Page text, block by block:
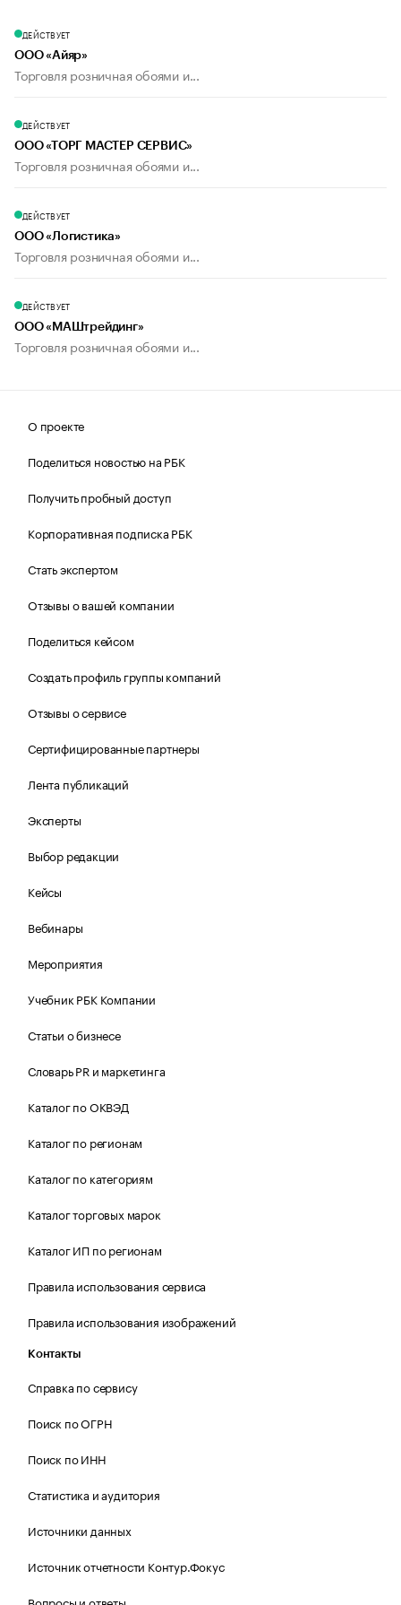
ДЕЙСТВУЕТ
ООО «Айяр»
Торговля розничная обоями и...
ДЕЙСТВУЕТ
ООО «ТОРГ МАСТЕР СЕРВИС»
Торговля розничная обоями и...
ДЕЙСТВУЕТ
ООО «Логистика»
Торговля розничная обоями и...
ДЕЙСТВУЕТ
ООО «МАШтрейдинг»
Торговля розничная обоями и...
О проекте
Поделиться новостью на РБК
Получить пробный доступ
Корпоративная подписка РБК
Стать экспертом
Отзывы о вашей компании
Поделиться кейсом
Создать профиль группы компаний
Отзывы о сервисе
Сертифицированные партнеры
Лента публикаций
Эксперты
Выбор редакции
Кейсы
Вебинары
Мероприятия
Учебник РБК Компании
Статьи о бизнесе
Словарь PR и маркетинга
Каталог по ОКВЭД
Каталог по регионам
Каталог по категориям
Каталог торговых марок
Каталог ИП по регионам
Правила использования сервиса
Правила использования изображений
Контакты
Справка по сервису
Поиск по ОГРН
Поиск по ИНН
Статистика и аудитория
Источники данных
Источник отчетности Контур.Фокус